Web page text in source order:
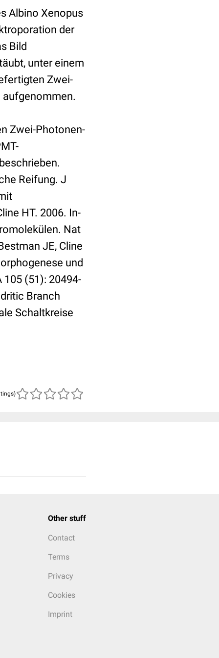
Albino Xenopus
der
Bild
unter einem
Zwei-
Zwei-Photonen-
Reifung. J
HT. 2006. In-
Nat
JE, Cline
und
105 (51): 20494-
Branch
Schaltkreise
Other stuff
Contact
Terms
Privacy
Cookies
Imprint